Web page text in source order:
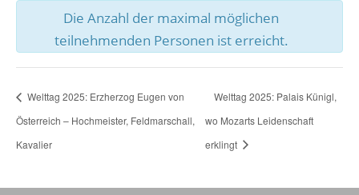
Die Anzahl der maximal möglichen
teilnehmenden Personen ist erreicht.
Welttag 2025: Erzherzog Eugen von
Österreich – Hochmeister, Feldmarschall,
Kavalier
Welttag 2025: Palais Künigl,
wo Mozarts Leidenschaft
erklingt